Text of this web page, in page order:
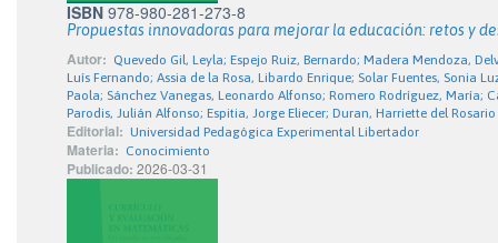
ISBN 978-980-281-273-8
Propuestas innovadoras para mejorar la educación: retos y
Autor: Quevedo Gil, Leyla; Espejo Ruiz, Bernardo; Madera Mendoza,
Luís Fernando; Assia de la Rosa, Libardo Enrique; Solar Fuentes, Sonia
Paola; Sánchez Vanegas, Leonardo Alfonso; Romero Rodríguez, María;
Parodis, Julián Alfonso; Espitia, Jorge Eliecer; Duran, Harriette del Rosario
Editorial: Universidad Pedagógica Experimental Libertador
Materia: Conocimiento
Publicado: 2026-03-31